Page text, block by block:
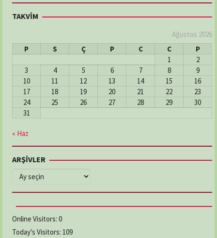
Adres:
DERECİK ECZANESİ
Adres:Derecik Mahallesi 23 Nısan Caddesi No:82
Atakum / Samsun
03624655074
No:205/A İlkadım / Samsun
03622368481
ELMAS ECZANESİ
TAKVİM
Ağustos 2026
P
S Ç P C C
P
1
2
3
4 5 6 7 8
9
10
11 12 13 14 15
16
17
18 19 20 21 22
23
24
25 26 27 28 29
30
31
« Haz
ARŞİVLER
ARŞİVLER
Online Visitors: 0
Today's Visitors: 109